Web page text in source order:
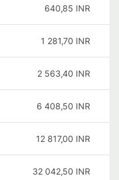
640,85 INR
1 281,70 INR
2 563,40 INR
6 408,50 INR
12 817,00 INR
32 042,50 INR